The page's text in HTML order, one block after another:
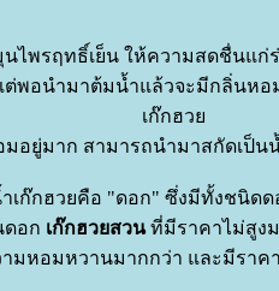
นไพรฤทธิ์เย็น ให้ความสดชื่นแก่
พอนำมาต้มน้ำแล้วจะมีกลิ่นหอ
เก๊กฮว
อยู่มาก สามารถนำมาสกัดเป็น
เก๊กฮวยคือ "ดอก" ซึ่งมีทั้งชนิดด
ดอก เก๊กฮวยสวนที่มีราคาไม่สูง
มหอมหวานมากกว่า และมีราค